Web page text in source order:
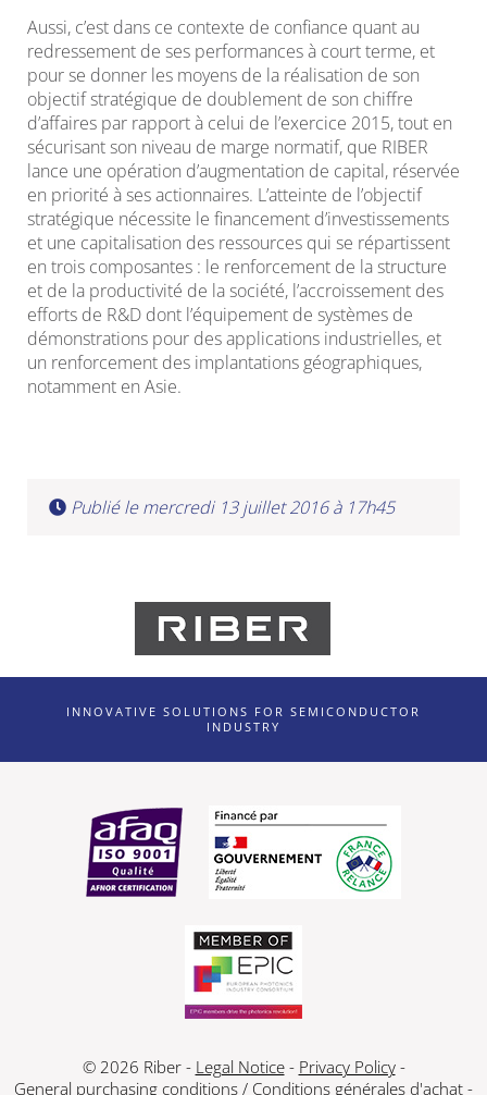
Aussi, c’est dans ce contexte de confiance quant au
redressement de ses performances à court terme, et
pour se donner les moyens de la réalisation de son
objectif stratégique de doublement de son chiffre
d’affaires par rapport à celui de l’exercice 2015, tout en
sécurisant son niveau de marge normatif, que RIBER
lance une opération d’augmentation de capital, réservée
en priorité à ses actionnaires. L’atteinte de l’objectif
stratégique nécessite le financement d’investissements
et une capitalisation des ressources qui se répartissent
en trois composantes : le renforcement de la structure
et de la productivité de la société, l’accroissement des
efforts de R&D dont l’équipement de systèmes de
démonstrations pour des applications industrielles, et
un renforcement des implantations géographiques,
notamment en Asie.
Publié le mercredi 13 juillet 2016 à 17h45
INNOVATIVE SOLUTIONS FOR SEMICONDUCTOR
INDUSTRY
© 2026 Riber - Legal Notice- Privacy Policy-
General purchasing conditions / Conditions générales d'achat -